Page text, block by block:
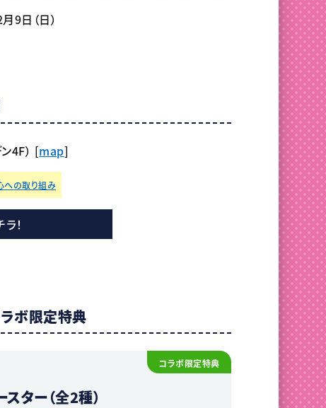
9日（日）
4F） [map]
への取り組み
！
ボ限定特典
コラボ限定特典
スター（全2種）